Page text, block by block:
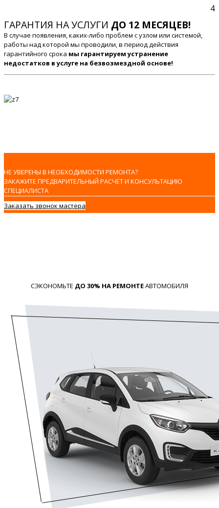
4
ГАРАНТИЯ НА УСЛУГИ ДО 12 МЕСЯЦЕВ!
В случае появления, каких-либо проблем с узлом или системой,
работы над которой мы проводили, в период действия
гарантийного срока мы гарантируем устранение
недостатков в услуге на безвозмездной основе!
НЕ УВЕРЕНЫ В НЕОБХОДИМОСТИ РЕМОНТА?
ЗАКАЖИТЕ ПРЕДВАРИТЕЛЬНЫЙ РАСЧЁТ И КОНСУЛЬТАЦИЮ
СПЕЦИАЛИСТА
Заказать звонок мастера
СЭКОНОМЬТЕ ДО 30% НА РЕМОНТЕАВТОМОБИЛЯ